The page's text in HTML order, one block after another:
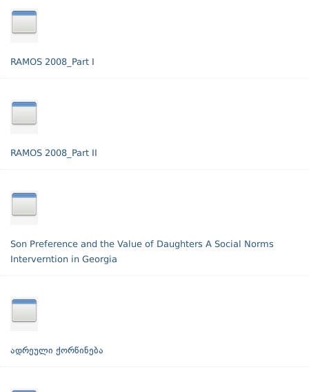
RAMOS 2008_Part I
RAMOS 2008_Part II
Son Preference and the Value of Daughters A Social Norms
Interverntion in Georgia
ადრეული ქორწინება